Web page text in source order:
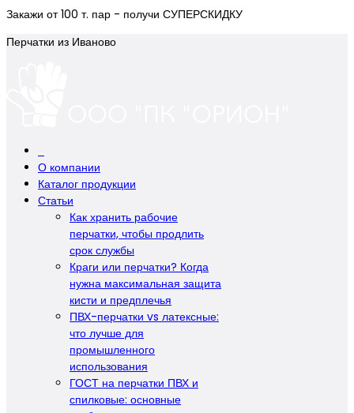
Закажи от 100 т. пар - получи СУПЕРСКИДКУ
Перчатки из Иваново
О компании
Каталог продукции
Статьи
Как хранить рабочие
перчатки, чтобы продлить
срок службы
Краги или перчатки? Когда
нужна максимальная защита
кисти и предплечья
ПВХ-перчатки vs латексные:
что лучше для
промышленного
использования
ГОСТ на перчатки ПВХ и
спилковые: основные